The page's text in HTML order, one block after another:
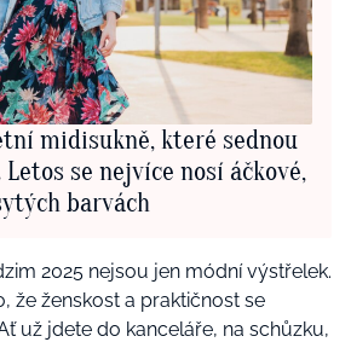
midisukně, které sednou
se nejvíce nosí áčkové,
barvách
2025 nejsou jen módní výstřelek.
že ženskost a praktičnost se
už jdete do kanceláře, na schůzku,